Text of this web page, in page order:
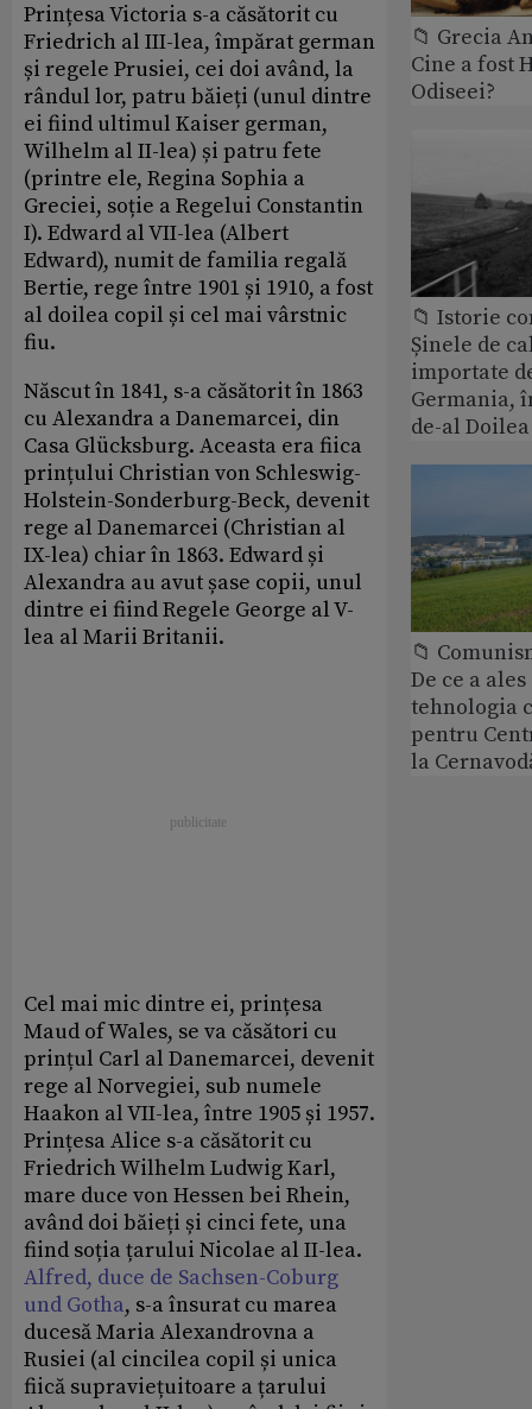
Prințesa Victoria s-a căsătorit cu
Friedrich al III-lea, împărat german
și regele Prusiei, cei doi având, la
rândul lor, patru băieți (unul dintre
ei fiind ultimul Kaiser german,
Wilhelm al II-lea) și patru fete
(printre ele, Regina Sophia a
Greciei, soție a Regelui Constantin
I). Edward al VII-lea (Albert
Edward), numit de familia regală
Bertie, rege între 1901 și 1910, a fost
al doilea copil și cel mai vârstnic
fiu.
Născut în 1841, s-a căsătorit în 1863
cu Alexandra a Danemarcei, din
Casa Glücksburg. Aceasta era fiica
prințului Christian von Schleswig-
Holstein-Sonderburg-Beck, devenit
rege al Danemarcei (Christian al
IX-lea) chiar în 1863. Edward și
Alexandra au avut șase copii, unul
dintre ei fiind Regele George al V-
lea al Marii Britanii.
Cel mai mic dintre ei, prințesa
Maud of Wales, se va căsători cu
prințul Carl al Danemarcei, devenit
rege al Norvegiei, sub numele
Haakon al VII-lea, între 1905 și 1957.
Prințesa Alice s-a căsătorit cu
Friedrich Wilhelm Ludwig Karl,
mare duce von Hessen bei Rhein,
având doi băieți și cinci fete, una
fiind soția țarului Nicolae al II-lea.
Alfred, duce de Sachsen-Coburg
und Gotha, s-a însurat cu marea
ducesă Maria Alexandrovna a
Rusiei (al cincilea copil și unica
fiică supraviețuitoare a țarului
📁 Grecia
Cine a fost
Odiseei?
📁 Istorie
Șinele de
importate
Germania,
de-al
📁
De ce a
tehnologia
pentru
la